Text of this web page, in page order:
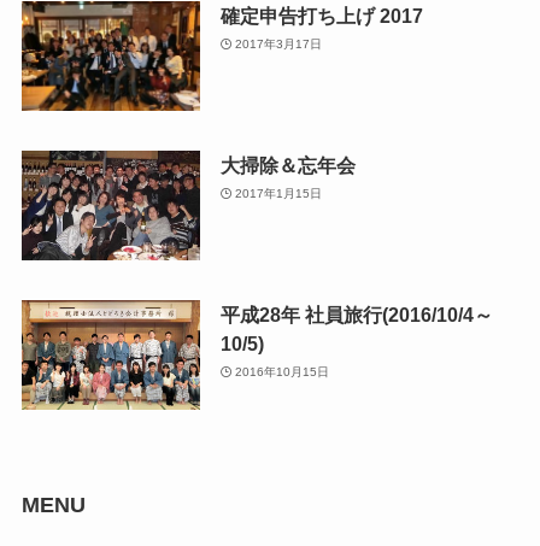
確定申告打ち上げ 2017
2017年3月17日
大掃除＆忘年会
2017年1月15日
平成28年 社員旅行(2016/10/4～
10/5)
2016年10月15日
MENU